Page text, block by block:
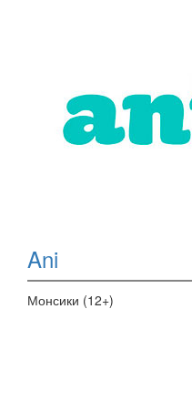
Ani
Монсики (12+)